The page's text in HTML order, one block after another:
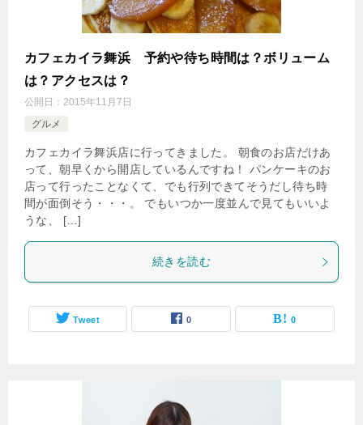
カフェカイラ舞浜 予約や待ち時間は？ボリューム
は？アクセスは？
公開日： 2015年11月7日
グルメ
カフェカイラ舞浜店に行ってきました。 朝食のお店だけあ
って、朝早くから開店しているんですね！ パンケーキのお
店って行ったことなくて、でも行列できてそうだし待ち時
間が面倒そう・・・。 でもいつか一度並んで見てもいいよ
うな、 […]
続きを読む
Tweet 0 0